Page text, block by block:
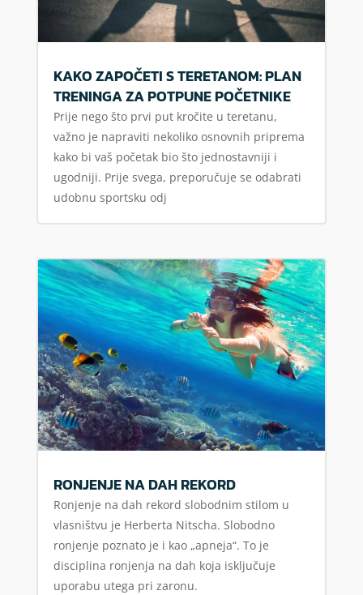
KAKO ZAPOČETI S TERETANOM: PLAN
TRENINGA ZA POTPUNE POČETNIKE
Prije nego što prvi put kročite u teretanu,
važno je napraviti nekoliko osnovnih priprema
kako bi vaš početak bio što jednostavniji i
ugodniji. Prije svega, preporučuje se odabrati
udobnu sportsku odj
RONJENJE NA DAH REKORD
Ronjenje na dah rekord slobodnim stilom u
vlasništvu je Herberta Nitscha. Slobodno
ronjenje poznato je i kao „apneja“. To je
disciplina ronjenja na dah koja isključuje
uporabu utega pri zaronu.